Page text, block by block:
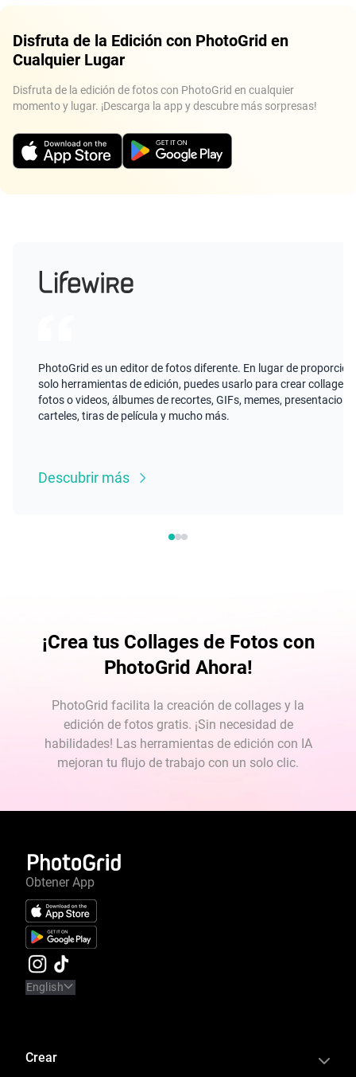
Disfruta de la Edición con PhotoGrid en
Cualquier Lugar
Disfruta de la edición de fotos con PhotoGrid en cualquier
momento y lugar. ¡Descarga la app y descubre más sorpresas!
PhotoGrid es un editor de fotos diferente. En lugar de
solo herramientas de edición, puedes usarlo para crear collages
fotos o videos, álbumes de recortes, GIFs, memes,
carteles, tiras de película y mucho más.
Descubrir más
¡Crea tus Collages de Fotos con
PhotoGrid Ahora!
PhotoGrid facilita la creación de collages y la
edición de fotos gratis. ¡Sin necesidad de
habilidades! Las herramientas de edición con IA
mejoran tu flujo de trabajo con un solo clic.
Obtener App
English
Crear